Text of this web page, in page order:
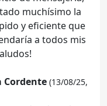
muchísimo la
y eficiente que
a todos mis
Cordente (13/08/25,